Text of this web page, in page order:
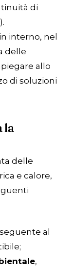
di
interno, nel
delle
allo
di soluzioni
la
delle
e calore,
al
,